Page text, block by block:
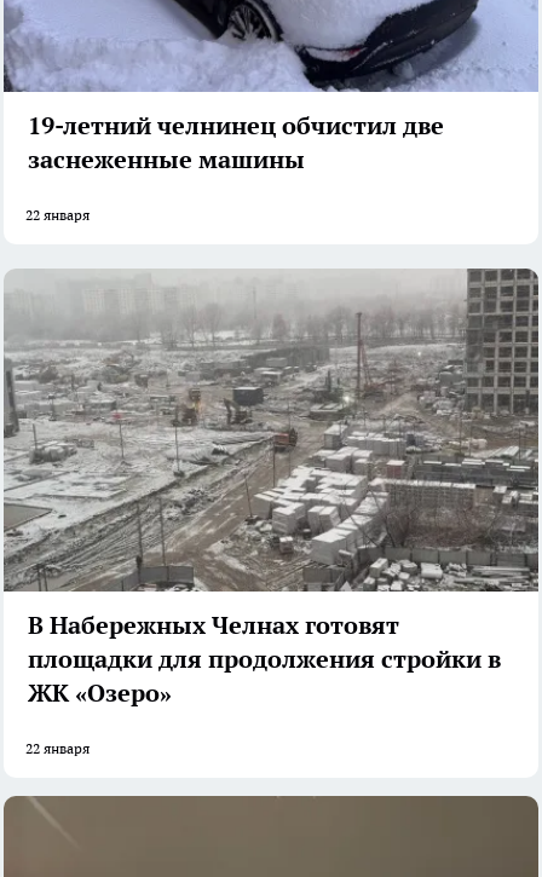
19-летний челнинец обчистил две
заснеженные машины
22 января
В Набережных Челнах готовят
площадки для продолжения стройки в
ЖК «Озеро»
22 января